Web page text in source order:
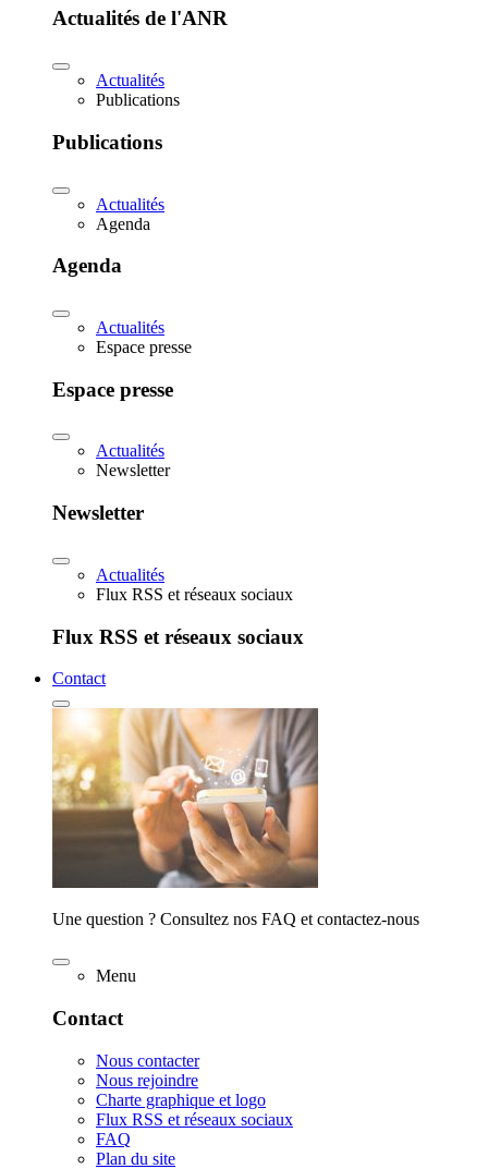
Actualités de l'ANR
Actualités
Publications
Publications
Actualités
Agenda
Agenda
Actualités
Espace presse
Espace presse
Actualités
Newsletter
Newsletter
Actualités
Flux RSS et réseaux sociaux
Flux RSS et réseaux sociaux
Contact
Une question ? Consultez nos FAQ et contactez-nous
Menu
Contact
Nous contacter
Nous rejoindre
Charte graphique et logo
Flux RSS et réseaux sociaux
FAQ
Plan du site